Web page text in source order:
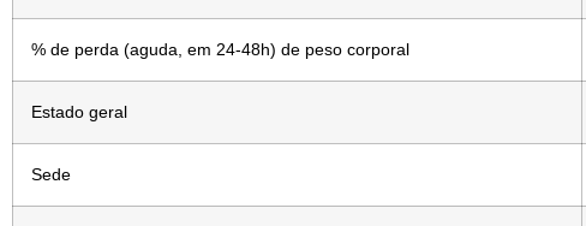
% de perda (aguda, em 24-48h) de peso corporal
Estado geral
Sede